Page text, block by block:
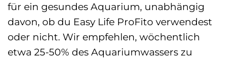
für ein gesundes Aquarium, unabhängig
davon, ob du Easy Life ProFito verwendest
oder nicht. Wir empfehlen, wöchentlich
etwa 25-50% des Aquariumwassers zu